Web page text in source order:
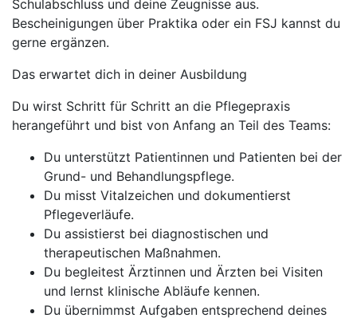
Schulabschluss und deine Zeugnisse aus.
Bescheinigungen über Praktika oder ein FSJ kannst du
gerne ergänzen.
Das erwartet dich in deiner Ausbildung
Du wirst Schritt für Schritt an die Pflegepraxis
herangeführt und bist von Anfang an Teil des Teams:
Du unterstützt Patientinnen und Patienten bei der
Grund- und Behandlungspflege.
Du misst Vitalzeichen und dokumentierst
Pflegeverläufe.
Du assistierst bei diagnostischen und
therapeutischen Maßnahmen.
Du begleitest Ärztinnen und Ärzten bei Visiten
und lernst klinische Abläufe kennen.
Du übernimmst Aufgaben entsprechend deines